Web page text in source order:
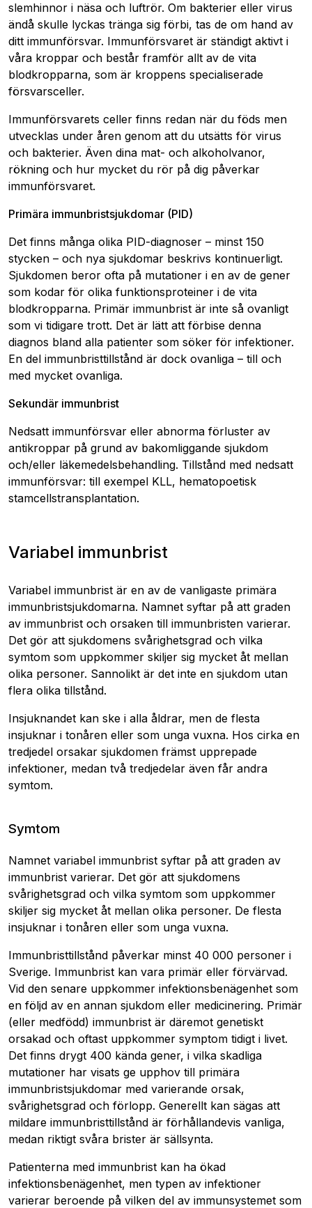
slemhinnor i näsa och luftrör. Om bakterier eller virus
ändå skulle lyckas tränga sig förbi, tas de om hand av
ditt immunförsvar. Immunförsvaret är ständigt aktivt i
våra kroppar och består framför allt av de vita
blodkropparna, som är kroppens specialiserade
försvarsceller.
Immunförsvarets celler finns redan när du föds men
utvecklas under åren genom att du utsätts för virus
och bakterier. Även dina mat- och alkoholvanor,
rökning och hur mycket du rör på dig påverkar
immunförsvaret.
Primära immunbristsjukdomar (PID)
Det finns många olika PID-diagnoser – minst 150
stycken – och nya sjukdomar beskrivs kontinuerligt.
Sjukdomen beror ofta på mutationer i en av de gener
som kodar för olika funktionsproteiner i de vita
blodkropparna. Primär immunbrist är inte så ovanligt
som vi tidigare trott. Det är lätt att förbise denna
diagnos bland alla patienter som söker för infektioner.
En del immunbristtillstånd är dock ovanliga – till och
med mycket ovanliga.
Sekundär immunbrist
Nedsatt immunförsvar eller abnorma förluster av
antikroppar på grund av bakomliggande sjukdom
och/eller läkemedelsbehandling. Tillstånd med nedsatt
immunförsvar: till exempel KLL, hematopoetisk
stamcellstransplantation.
Variabel immunbrist
Variabel immunbrist är en av de vanligaste primära
immunbristsjukdomarna. Namnet syftar på att graden
av immunbrist och orsaken till immunbristen varierar.
Det gör att sjukdomens svårighetsgrad och vilka
symtom som uppkommer skiljer sig mycket åt mellan
olika personer. Sannolikt är det inte en sjukdom utan
flera olika tillstånd.
Insjuknandet kan ske i alla åldrar, men de flesta
insjuknar i tonåren eller som unga vuxna. Hos cirka en
tredjedel orsakar sjukdomen främst upprepade
infektioner, medan två tredjedelar även får andra
symtom.
Symtom
Namnet variabel immunbrist syftar på att graden av
immunbrist varierar. Det gör att sjukdomens
svårighetsgrad och vilka symtom som uppkommer
skiljer sig mycket åt mellan olika personer. De flesta
insjuknar i tonåren eller som unga vuxna.
Immunbristtillstånd påverkar minst 40 000 personer i
Sverige. Immunbrist kan vara primär eller förvärvad.
Vid den senare uppkommer infektionsbenägenhet som
en följd av en annan sjukdom eller medicinering. Primär
(eller medfödd) immunbrist är däremot genetiskt
orsakad och oftast uppkommer symptom tidigt i livet.
Det finns drygt 400 kända gener, i vilka skadliga
mutationer har visats ge upphov till primära
immunbristsjukdomar med varierande orsak,
svårighetsgrad och förlopp. Generellt kan sägas att
mildare immunbristtillstånd är förhållandevis vanliga,
medan riktigt svåra brister är sällsynta.
Patienterna med immunbrist kan ha ökad
infektionsbenägenhet, men typen av infektioner
varierar beroende på vilken del av immunsystemet som